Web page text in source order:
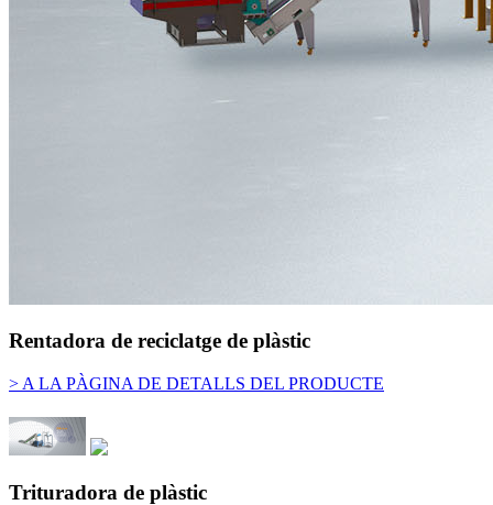
Rentadora de reciclatge de plàstic
> A LA PÀGINA DE DETALLS DEL PRODUCTE
Trituradora de plàstic